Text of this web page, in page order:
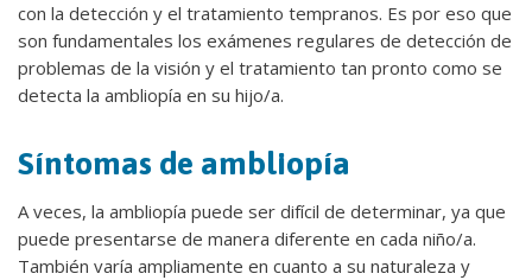
con la detección y el tratamiento tempranos. Es por eso que
son fundamentales los exámenes regulares de detección de
problemas de la visión y el tratamiento tan pronto como se
detecta la ambliopía en su hijo/a.
Síntomas de ambliopía
A veces, la ambliopía puede ser difícil de determinar, ya que
puede presentarse de manera diferente en cada niño/a.
También varía ampliamente en cuanto a su naturaleza y